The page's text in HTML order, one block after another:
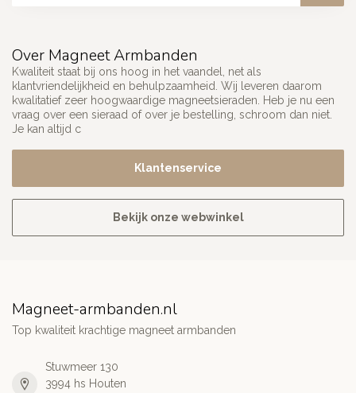
Over Magneet Armbanden
Kwaliteit staat bij ons hoog in het vaandel, net als
klantvriendelijkheid en behulpzaamheid. Wij leveren daarom
kwalitatief zeer hoogwaardige magneetsieraden. Heb je nu een
vraag over een sieraad of over je bestelling, schroom dan niet.
Je kan altijd c
Klantenservice
Bekijk onze webwinkel
Magneet-armbanden.nl
Top kwaliteit krachtige magneet armbanden
Stuwmeer 130
3994 hs Houten